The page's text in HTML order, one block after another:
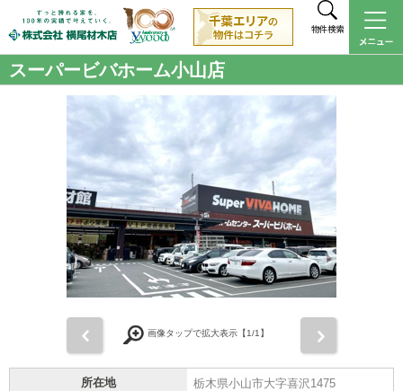
物件検索
スーパービバホーム小山店
画像タップで拡大表示【1/1】
所在地 栃木県小山市大字喜沢1475